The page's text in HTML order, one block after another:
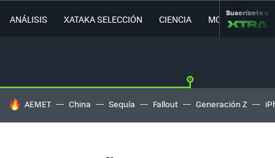
ANÁLISIS XATAKA SELECCIÓN CIENCIA MOVILIDAD
Suscríbete a
HOY SE HABLA DE
AEMET China Sequía Fallout Generación Z